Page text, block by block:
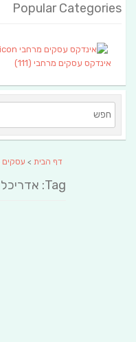
Popular Categories
אינדקס עסקים מרחבי (111)
דף הבית > עסקים
Tag: אדריכלות בדרום